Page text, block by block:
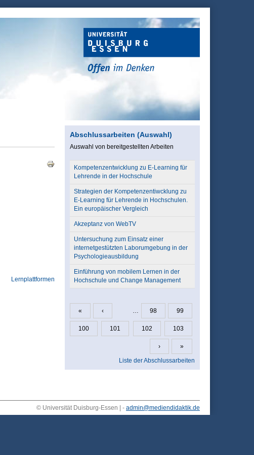
Lernplattformen
Abschlussarbeiten (Auswahl)
Auswahl von bereitgestellten Arbeiten
Kompetenzentwicklung zu E-Learning für
Lehrende in der Hochschule
Strategien der Kompetenzentiwcklung zu
E-Learning für Lehrende in Hochschulen.
Ein europäischer Vergleich
Akzeptanz von WebTV
Untersuchung zum Einsatz einer
internetgestützten Laborumgebung in der
Psychologieausbildung
Einführung von mobilem Lernen in der
Hochschule und Change Management
Seiten
« ‹ … 98 99
100 101 102 103
›
»
Liste der Abschlussarbeiten
© Universität Duisburg-Essen | - admin@mediendidaktik.de